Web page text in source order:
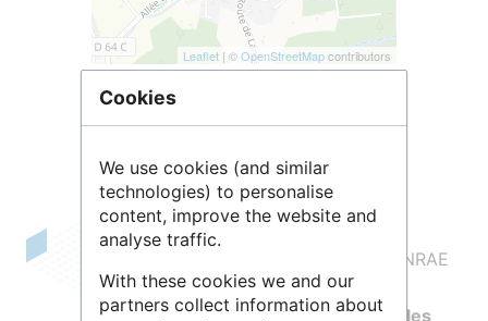
Leaflet | ©OpenStreetMapcontributors
est une unité mixte INRAE
Aix-Marseille université centrée sur le
fonctionnement des écosystèmes et les
Cookies
We use cookies (and similar
technologies) to personalise
content, improve the website and
analyse traffic.
With these cookies we and our
partners collect information about